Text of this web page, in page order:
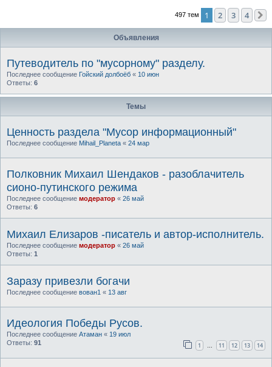
497 тем 1 2 3 4
Объявления
Путеводитель по "мусорному" разделу.
Последнее сообщение Гойский долбоёб « 10 июн
Ответы: 6
Темы
Ценность раздела "Мусор информационный"
Последнее сообщение Mihail_Planeta « 24 мар
Полковник Михаил Шендаков - разоблачитель
сионо-путинского режима
Последнее сообщение модератор « 26 май
Ответы: 6
Михаил Елизаров -писатель и автор-исполнитель.
Последнее сообщение модератор « 26 май
Ответы: 1
Заразу привезли богачи
Последнее сообщение вован1 « 13 авг
Идеология Победы Русов.
Последнее сообщение Атаман « 19 июл
Ответы: 91 1 11 12 13 14